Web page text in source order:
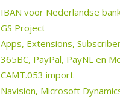
IBAN voor Nederlandse
GS Project
Apps, Extensions,
365BC, PayPal, PayNL en
CAMT.053 import
Navision, Microsoft